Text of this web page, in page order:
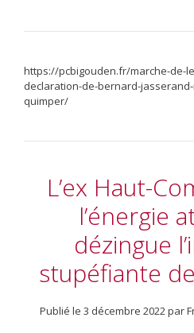
https://pcbigouden.fr/marche-de-
declaration-de-bernard-
quimper/
L’ex Haut-
l’énergie
dézingue
stupéfiante
Publié le 3 décembre 2022par